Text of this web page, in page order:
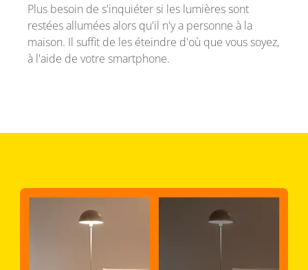
Plus besoin de s'inquiéter si les lumières sont
restées allumées alors qu'il n'y a personne à la
maison. Il suffit de les éteindre d'où que vous soyez,
à l'aide de votre smartphone.